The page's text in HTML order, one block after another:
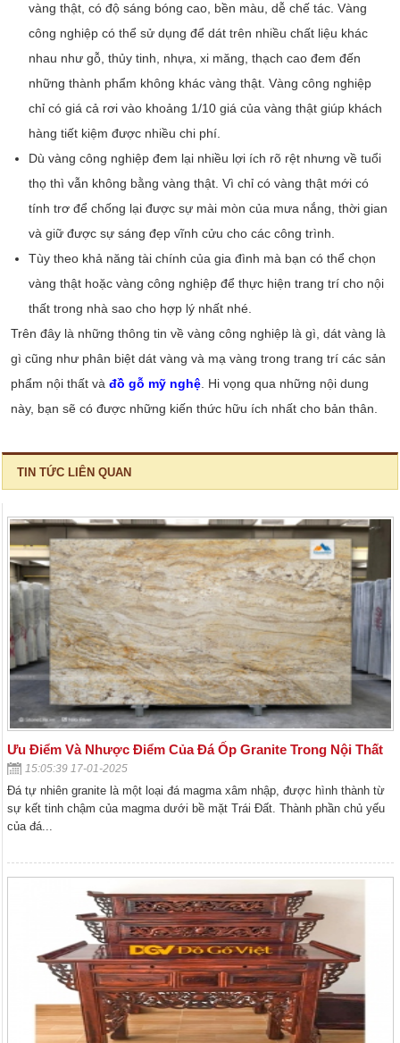
vàng thật, có độ sáng bóng cao, bền màu, dễ chế tác. Vàng
công nghiệp có thể sử dụng để dát trên nhiều chất liệu khác
nhau như gỗ, thủy tinh, nhựa, xi măng, thạch cao đem đến
những thành phẩm không khác vàng thật. Vàng công nghiệp
chỉ có giá cả rơi vào khoảng 1/10 giá của vàng thật giúp khách
hàng tiết kiệm được nhiều chi phí.
Dù vàng công nghiệp đem lại nhiều lợi ích rõ rệt nhưng về tuổi
thọ thì vẫn không bằng vàng thật. Vì chỉ có vàng thật mới có
tính trơ để chống lại được sự mài mòn của mưa nắng, thời gian
và giữ được sự sáng đẹp vĩnh cửu cho các công trình.
Tùy theo khả năng tài chính của gia đình mà bạn có thể chọn
vàng thật hoặc vàng công nghiệp để thực hiện trang trí cho nội
thất trong nhà sao cho hợp lý nhất nhé.
Trên đây là những thông tin về vàng công nghiệp là gì, dát vàng là
gì cũng như phân biệt dát vàng và mạ vàng trong trang trí các sản
phẩm nội thất vàđồ gỗ mỹ nghệ . Hi vọng qua những nội dung
này, bạn sẽ có được những kiến thức hữu ích nhất cho bản thân.
TIN TỨC LIÊN QUAN
Ưu Điểm Và Nhược Điểm Của Đá Ốp Granite Trong Nội Thất
15:05:39 17-01-2025
Đá tự nhiên granite là một loại đá magma xâm nhập, được hình thành từ
sự kết tinh chậm của magma dưới bề mặt Trái Đất. Thành phần chủ yếu
của đá...